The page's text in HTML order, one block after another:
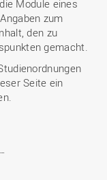
Module eines
zum
den zu
gemacht.
Seite ein